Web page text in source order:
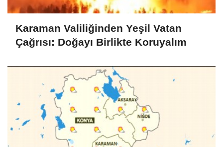
Karaman Valiliğinden Yeşil Vatan
Çağrısı: Doğayı Birlikte Koruyalım